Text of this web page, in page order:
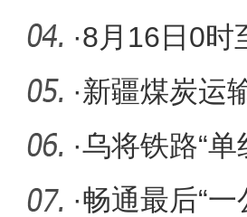
万社区干
·8月16日0时
177例 其中
·新疆煤炭运
地共赢
·乌将铁路“单
·畅通最后“